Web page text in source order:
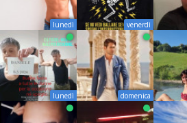
lunedì venerdì
lunedì domenica